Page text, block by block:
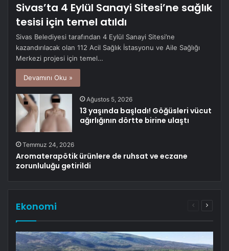
Sivas’ta 4 Eylül Sanayi Sitesi’ne sağlık
tesisi için temel atıldı
Sivas Belediyesi tarafından 4 Eylül Sanayi Sitesi’ne
kazandırılacak olan 112 Acil Sağlık İstasyonu ve Aile Sağlığı
Merkezi projesi için temel…
Devamını Oku »
Ağustos 5, 2026
13 yaşında başladı! Göğüsleri vücut
ağırlığının dörtte birine ulaştı
Temmuz 24, 2026
Aromaterapötik ürünlere de ruhsat ve eczane
zorunluluğu getirildi
Ekonomi
ÖncekiSonraki